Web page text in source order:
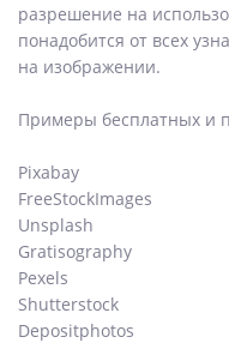
разрешение на
понадобится от всех
на изображении.
Примеры бесплатных и
Pixabay
FreeStockImages
Unsplash
Gratisography
Pexels
Shutterstock
Depositphotos